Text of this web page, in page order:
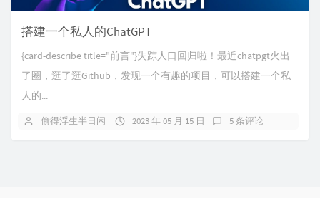
搭建一个私人的ChatGPT
{card-describe title="前言"}失踪人口回归啦！最近chatpgt火出
了圈，逛了逛Github，发现一个有趣的项目，可以搭建一个私
人的...
偷得浮生半日闲 2023 年 05 月 15 日 5 条评论